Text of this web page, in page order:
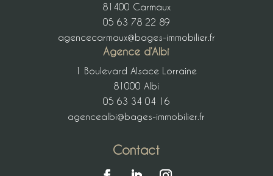
81400 Carmaux
05 63 78 22 89
agencecarmaux@bages-immobilier.fr
Agence d’Albi
1 Boulevard Alsace Lorraine
81000 Albi
05 63 34 04 16
agencealbi@bages-immobilier.fr
Contact